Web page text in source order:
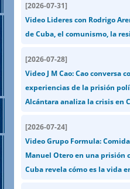
[2026-07-31]
Video Lideres con Rodrigo
de Cuba, el comunismo, la
[2026-07-28]
Video J M Cao: Cao conversa
experiencias de la prisión
Alcántara analiza la crisis en
[2026-07-24]
Video Grupo Formula:
Manuel Otero en una prisión
Cuba revela cómo es la vida